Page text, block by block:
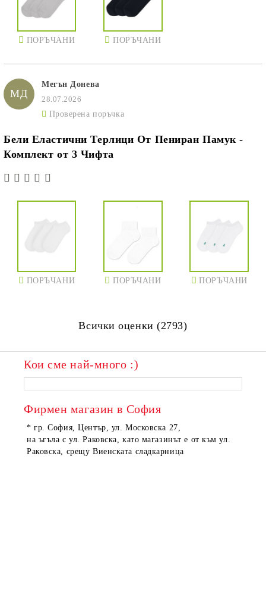
ПОРЪЧАНИ ПОРЪЧАНИ
МД
Мегън Донева
28.07.2026
Проверена поръчка
Бели Еластични Терлици От Пениран Памук -
Комплект от 3 Чифта
ПОРЪЧАНИ ПОРЪЧАНИ ПОРЪЧАНИ
Всички оценки (2793)
Кои сме най-много :)
Фирмен магазин в София
* гр. София, Център, ул. Московска 27,
на ъгъла с ул. Раковска, като магазинът е от към ул.
Раковска, срещу Виенската сладкарница